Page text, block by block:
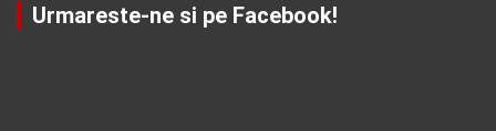
Urmareste-ne si pe Facebook!